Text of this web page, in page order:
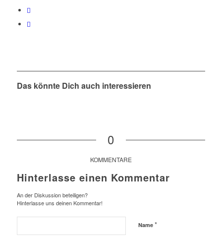
Das könnte Dich auch interessieren
0
KOMMENTARE
Hinterlasse einen Kommentar
An der Diskussion beteiligen?
Hinterlasse uns deinen Kommentar!
Name *